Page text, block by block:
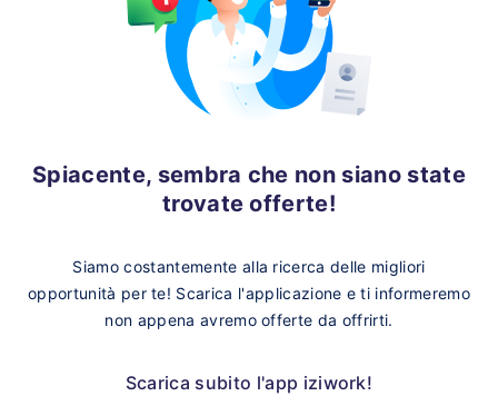
Spiacente, sembra che non siano state
trovate offerte!
Siamo costantemente alla ricerca delle migliori
opportunità per te! Scarica l'applicazione e ti informeremo
non appena avremo offerte da offrirti.
Scarica subito l'app iziwork!